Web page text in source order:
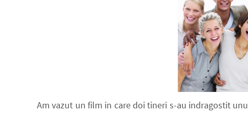
Am vazut un film in care doi tineri s-au indragostit